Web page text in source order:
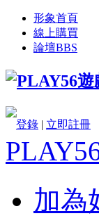
形象首頁
線上購買
論壇BBS
登錄 | 立即註冊
加為